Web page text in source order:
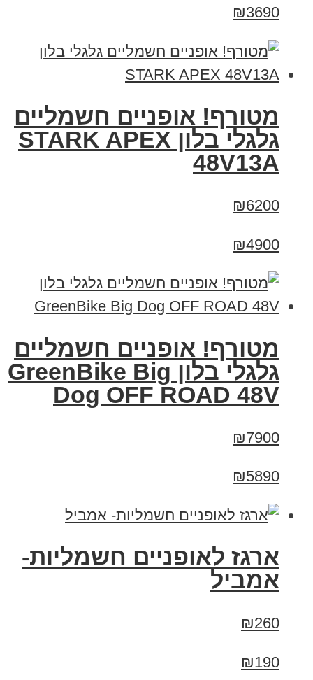
₪3690
מטורף! אופניים חשמליים
גלגלי בלון STARK APEX
48V13A
₪6200
₪4900
מטורף! אופניים חשמליים
גלגלי בלון GreenBike Big
Dog OFF ROAD 48V
₪7900
₪5890
ארגז לאופניים חשמליות-
אמביל
₪260
₪190